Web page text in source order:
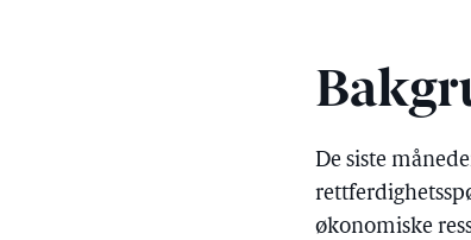
De siste
økonomiske